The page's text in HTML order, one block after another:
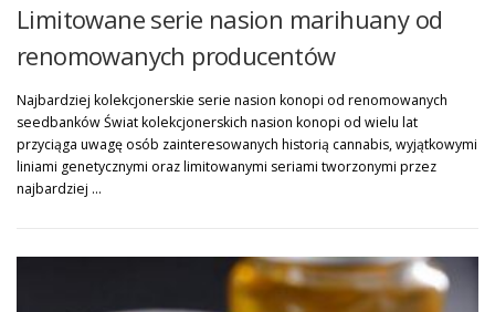
Limitowane serie nasion marihuany od
renomowanych producentów
Najbardziej kolekcjonerskie serie nasion konopi od renomowanych
seedbanków Świat kolekcjonerskich nasion konopi od wielu lat
przyciąga uwagę osób zainteresowanych historią cannabis, wyjątkowymi
liniami genetycznymi oraz limitowanymi seriami tworzonymi przez
najbardziej …